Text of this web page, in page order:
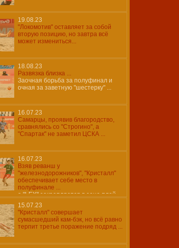
19.08.23
"Локомотив" оставляет за собой
вторую позицию, но завтра всё
может измениться...
18.08.23
Развязка близка ...
Заочная борьба за полуфинал и
очная за заветную "шестерку" ...
16.07.23
Самарцы, проявив благородство,
сравнялись со "Строгино", а
"Спартак" не заметил ЦСКА ...
16.07.23
Взяв реванш у
"железнодорожников", "Кристалл"
обеспечивает себе место в
полуфинале ...
а "LEX" закрепляется в зоне плей-
офф ...
15.07.23
"Кристалл" совершает
сумасшедший кам-бэк, но всё равно
терпит третье поражение подряд ...